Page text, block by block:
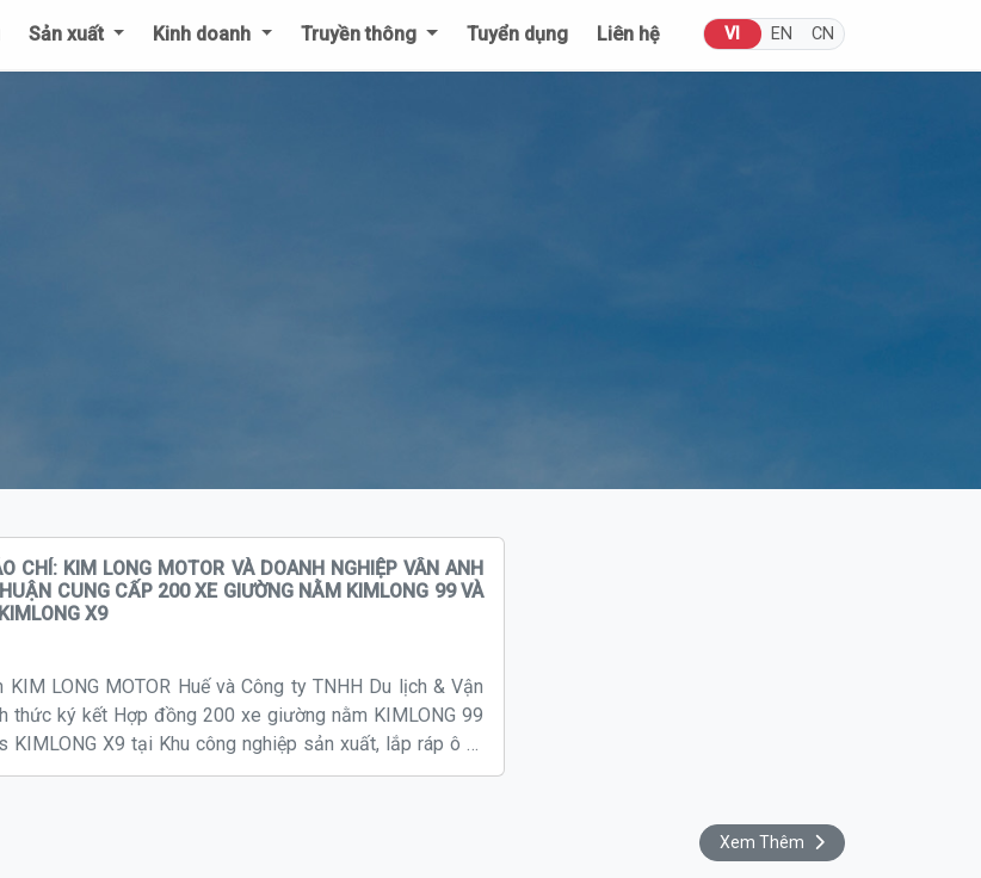
Sản xuất Kinh doanh Truyền thông Tuyển dụng Liên hệ VI EN CN
CHÍ: KIM LONG MOTOR VÀ DOANH NGHIỆP VÂN ANH
CUNG CẤP 200 XE GIƯỜNG NẰM KIMLONG 99 VÀ
X9
KIM LONG MOTOR Huế và Công ty TNHH Du lịch & Vận
thức ký kết Hợp đồng 200 xe giường nằm KIMLONG 99
KIMLONG X9 tại Khu công nghiệp sản xuất, lắp ráp ô tô
Huế. Ngay sau lễ ký kết, KIM LONG MOTOR đã tiến
Xem Thêm